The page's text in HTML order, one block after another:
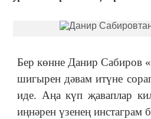
Бер көнне Данир Сабиров
шигырен дәвам итүне
иде. Аңа күп җаваплар
иңнәрен үзенең